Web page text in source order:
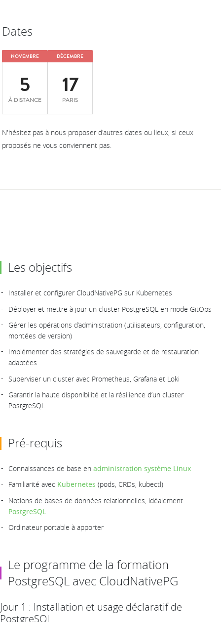
Dates
NOVEMBRE
5
À DISTANCE
DÉCEMBRE
17
PARIS
N'hésitez pas à nous proposer d'autres dates ou lieux, si ceux
proposés ne vous conviennent pas.
Les objectifs
Installer et configurer CloudNativePG sur Kubernetes
Déployer et mettre à jour un cluster PostgreSQL en mode GitOps
Gérer les opérations d’administration (utilisateurs, configuration,
montées de version)
Implémenter des stratégies de sauvegarde et de restauration
adaptées
Superviser un cluster avec Prometheus, Grafana et Loki
Garantir la haute disponibilité et la résilience d’un cluster
PostgreSQL
Pré-requis
Connaissances de base en administration système Linux
Familiarité avec Kubernetes (pods, CRDs, kubectl)
Notions de bases de données relationnelles, idéalement
PostgreSQL
Ordinateur portable à apporter
Le programme de la formation
PostgreSQL avec CloudNativePG
Jour 1 : Installation et usage déclaratif de
PostgreSQL